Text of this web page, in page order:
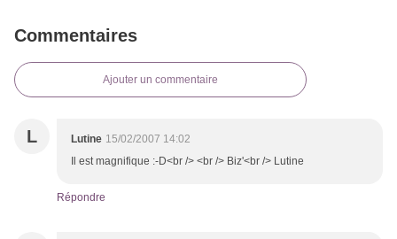
Commentaires
Ajouter un commentaire
L Lutine 15/02/2007 14:02
Il est magnifique :-D<br /> <br /> Biz'<br /> Lutine
Répondre